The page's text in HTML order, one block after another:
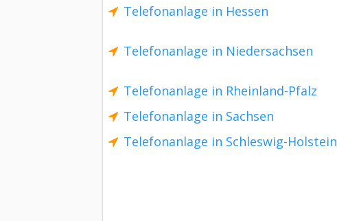
Telefonanlage in Hessen
Telefonanlage in Niedersachsen
Telefonanlage in Rheinland-Pfalz
Telefonanlage in Sachsen
Telefonanlage in Schleswig-Holstein